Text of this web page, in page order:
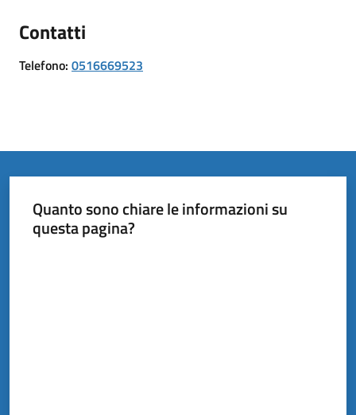
Tutti
argomenti...
Contatti
Telefono: 0516669523
Quanto sono chiare le informazioni su
questa pagina?